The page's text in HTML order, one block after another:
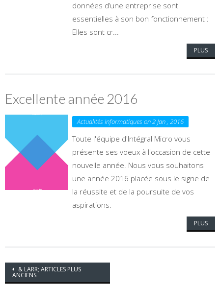
données d’une entreprise sont
essentielles à son bon fonctionnement :
Elles sont cr...
PLUS
Excellente année 2016
Actualités Informatiques on 2 Jan , 2016
Toute l'équipe d'Intégral Micro vous
présente ses voeux à l'occasion de cette
nouvelle année. Nous vous souhaitons
une année 2016 placée sous le signe de
la réussite et de la poursuite de vos
aspirations.
PLUS
Navigation des Postes
& LARR; ARTICLES PLUS
ANCIENS